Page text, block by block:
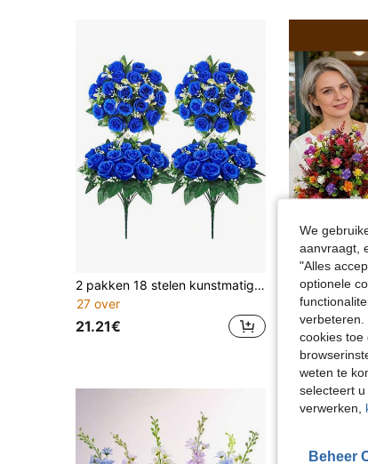
2 pakken 18 stelen kunstmatige herdenkingsbloemen, weerbestendig kerkhofboeket, geschikt voor buitenkerkhof en grafsteenversiering (vaas niet inbegrepen)
27 over
21.21€
8.58€
We
aanvraagt,
"Alles
optionele
verbeteren.
cookies toe
weten te
selecteert
verwerken,
Beheer